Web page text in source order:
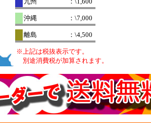
沖縄 ：\7,000
離島 ：\4,500
※上記は税抜表示です。
別途消費税が加算されます。